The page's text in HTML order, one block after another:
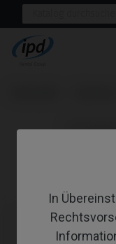
In
                      Schraubendreher